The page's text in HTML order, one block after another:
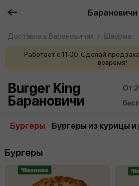
Барановичи
Доставка в Барановичах Шаурма
Работает с 11:00. Сделай
вовремя!
Burger King
Барановичи
От
Бургеры Бургеры из курицы
Бургеры